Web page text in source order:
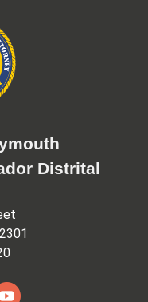
Distrital